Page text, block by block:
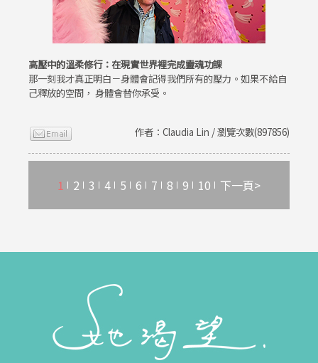
高壓中的溫柔修行：在現實世界裡完成靈魂功課
那一刻我才真正明白－身體會記得我們所有的壓力。如果不給自
己釋放的空間， 身體會替你承受。
作者：Claudia Lin / 瀏覽次數(897856)
1 2 3 4 5 6 7 8 9 10 下一頁>